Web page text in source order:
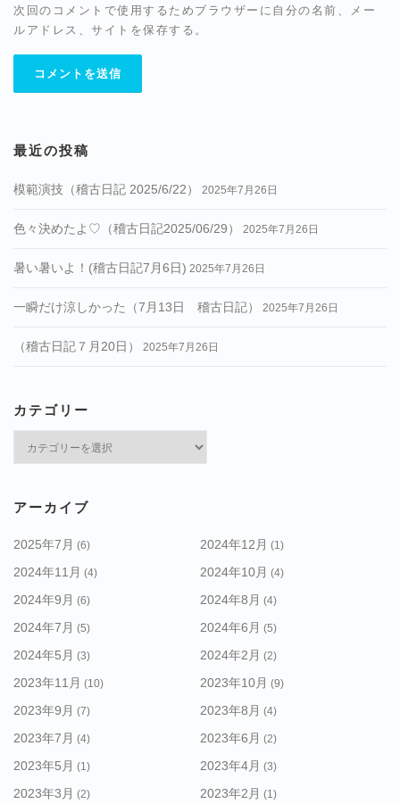
次回のコメントで使用するためブラウザーに自分の名前、メー
ルアドレス、サイトを保存する。
最近の投稿
模範演技（稽古日記 2025/6/22） 2025年7月26日
色々決めたよ♡（稽古日記2025/06/29） 2025年7月26日
暑い暑いよ！(稽古日記7月6日) 2025年7月26日
一瞬だけ涼しかった（7月13日 稽古日記） 2025年7月26日
（稽古日記７月20日） 2025年7月26日
カテゴリー
ー
アーカイブ
2025年7月 (6) 2024年12月 (1)
2024年11月 (4) 2024年10月 (4)
2024年9月 (6) 2024年8月 (4)
2024年7月 (5) 2024年6月 (5)
2024年5月 (3) 2024年2月 (2)
2023年11月 (10) 2023年10月 (9)
2023年9月 (7) 2023年8月 (4)
2023年7月 (4) 2023年6月 (2)
2023年5月 (1) 2023年4月 (3)
2023年3月 (2) 2023年2月 (1)